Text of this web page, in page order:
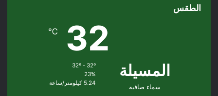
الطقس
المسيلة
سماء صافية
32
℃
32º - 32º
23%
5.24 كيلومتر/ساعة